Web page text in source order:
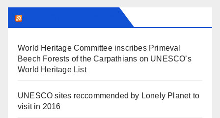
World Heritage Committee inscribes Primeval
Beech Forests of the Carpathians on UNESCO’s
World Heritage List
UNESCO sites reccommended by Lonely Planet to
visit in 2016